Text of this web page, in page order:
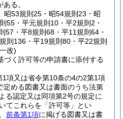
る。
昭53規則25・昭54規則23・昭
55・平元規則10・平2規則2・
57・平8規則68・平11規則64・
則136・平19規則80・平22規則
改)
づく許可等の申請書に添付する
1項又は省令第10条の4の2第1項
定める図書又は書面のうち法第
る認定又は同項第2号の規定に
てこれらを「許可等」とい
前条第1項に掲げる図書又は書